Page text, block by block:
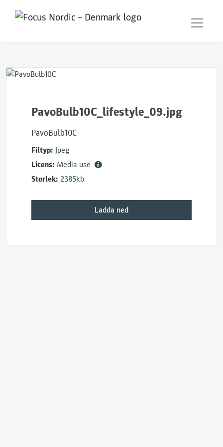
PavoBulb10C_lifestyle_09.jpg
PavoBulb10C
Filtyp: Jpeg
Licens: Media use
Storlek: 2385kb
Ladda ned